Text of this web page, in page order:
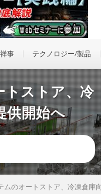
事 テクノロジー/製品
トストア、冷
供開始へ
ムのオートストア、冷凍倉庫